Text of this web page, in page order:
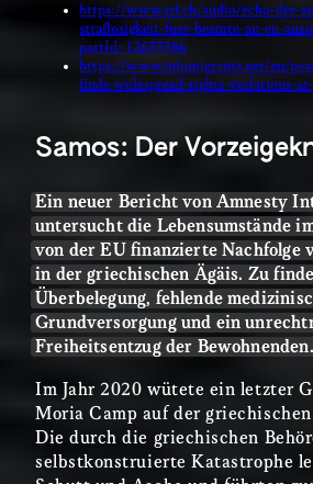
https://www.srf.ch/audio/echo-der-
straflosigkeit-fuer-beamte-an-eu-
partId=12633386
https://www.infomigrants.net/en/
finds-widespread-rights-violations-
Samos: Der
Ein neuer Bericht von Amnesty
untersucht die Lebensumstände
von der EU finanzierte Nachfolge
in der griechischen Ägäis. Zu
Überbelegung, fehlende
Grundversorgung und ein
Freiheitsentzug der Bewohnenden.
Im Jahr 2020 wütete ein letzter
Moria Camp auf der
Die durch die griechischen
selbstkonstruierte Katastrophe